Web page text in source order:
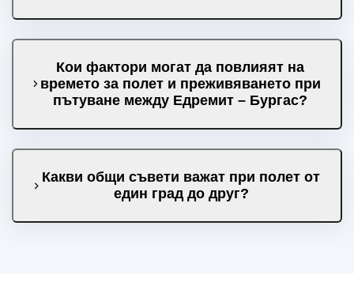
Кои фактори могат да повлияят на
времето за полет и преживяването при
пътуване между Едремит – Бургас?
Какви общи съвети важат при полет от
един град до друг?